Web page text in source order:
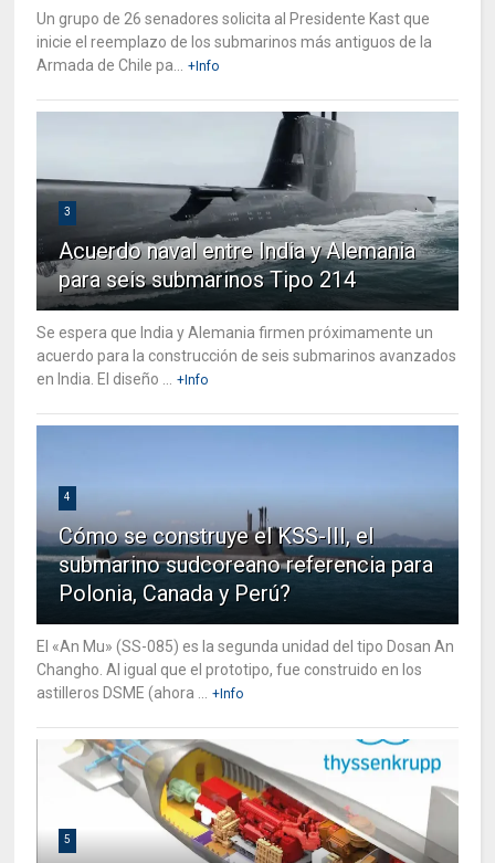
Un grupo de 26 senadores solicita al Presidente Kast que
inicie el reemplazo de los submarinos más antiguos de la
Armada de Chile pa...
+Info
3
Acuerdo naval entre India y Alemania
para seis submarinos Tipo 214
Se espera que India y Alemania firmen próximamente un
acuerdo para la construcción de seis submarinos avanzados
en India. El diseño ...
+Info
4
Cómo se construye el KSS-III, el
submarino sudcoreano referencia para
Polonia, Canada y Perú?
El «An Mu» (SS-085) es la segunda unidad del tipo Dosan An
Changho. Al igual que el prototipo, fue construido en los
astilleros DSME (ahora ...
+Info
5